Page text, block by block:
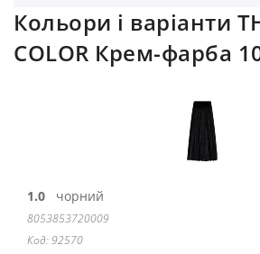
Кольори і варіанти
COLOR Крем-фарба
1.0 чорний
8053853720009
Код: 92570